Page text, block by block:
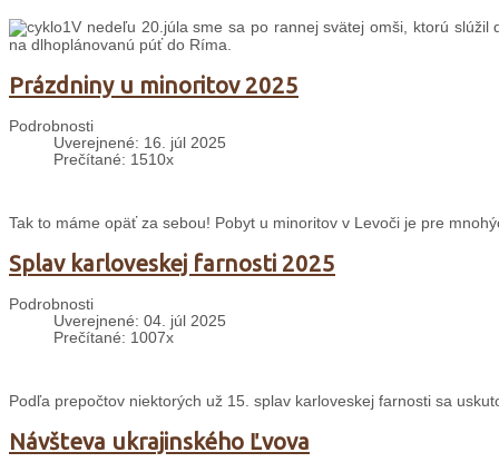
V nedeľu 20.júla sme sa po rannej svätej omši, ktorú slúžil
na dlhoplánovanú púť do Ríma.
Prázdniny u minoritov 2025
Podrobnosti
Uverejnené: 16. júl 2025
Prečítané: 1510x
Tak to máme opäť za sebou! Pobyt u minoritov v Levoči je pre
Splav karloveskej farnosti 2025
Podrobnosti
Uverejnené: 04. júl 2025
Prečítané: 1007x
Podľa prepočtov niektorých už 15. splav karloveskej farnosti sa
Návšteva ukrajinského Ľvova